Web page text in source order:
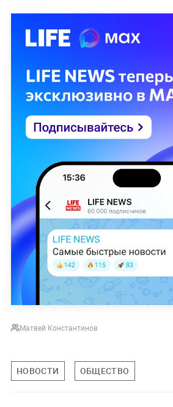
Матвей Константинов
НОВОСТИ ОБЩЕСТВО